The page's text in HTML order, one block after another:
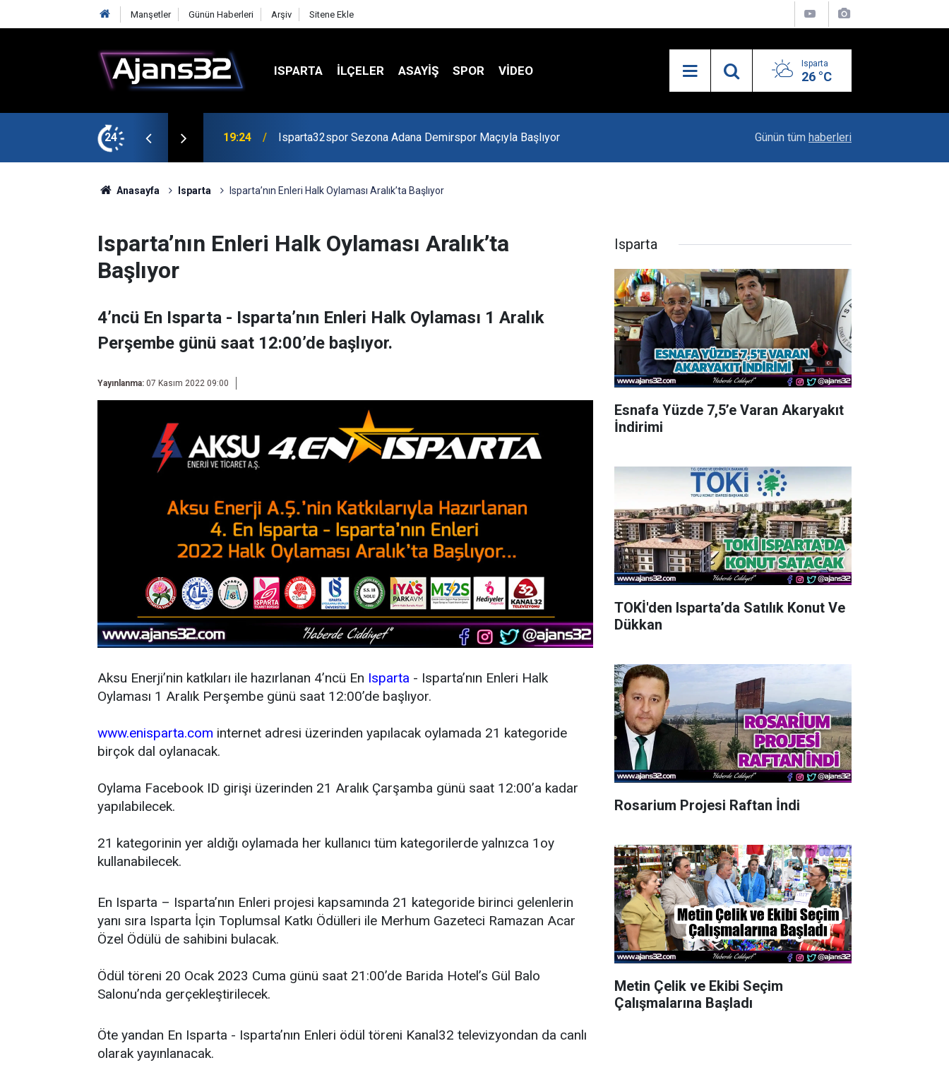
Manşetler Günün Haberleri Arşiv Sitene Ekle
ISPARTA İLÇELER ASAYİŞ SPOR VIDEO Isparta
26 °C
24
Maçıyla Başlıyor 19:22 Isparta Kredi Batağında Vali Erin: Bu İşin Kenarında Olanlara Bile Bu
Günün tüm haberleri
Anasayfa Isparta Isparta’nın Enleri Halk Oylaması Aralık’ta Başlıyor
Isparta’nın Enleri Halk Oylaması Aralık’ta
Başlıyor
4’ncü En Isparta - Isparta’nın Enleri Halk Oylaması 1 Aralık
Perşembe günü saat 12:00’de başlıyor.
Yayınlanma: 07 Kasım 2022 09:00
Aksu Enerji’nin katkıları ile hazırlanan 4’ncü En Isparta - Isparta’nın Enleri Halk
Oylaması 1 Aralık Perşembe günü saat 12:00’de başlıyor.
www.enisparta.com internet adresi üzerinden yapılacak oylamada 21 kategoride
birçok dal oylanacak.
Oylama Facebook ID girişi üzerinden 21 Aralık Çarşamba günü saat 12:00’a kadar
yapılabilecek.
21 kategorinin yer aldığı oylamada her kullanıcı tüm kategorilerde yalnızca 1oy
kullanabilecek.
En Isparta – Isparta’nın Enleri projesi kapsamında 21 kategoride birinci gelenlerin
yanı sıra Isparta İçin Toplumsal Katkı Ödülleri ile Merhum Gazeteci Ramazan Acar
Özel Ödülü de sahibini bulacak.
Ödül töreni 20 Ocak 2023 Cuma günü saat 21:00’de Barida Hotel’s Gül Balo
Salonu’nda gerçekleştirilecek.
Öte yandan En Isparta - Isparta’nın Enleri ödül töreni Kanal32 televizyondan da canlı
olarak yayınlanacak.
Isparta
Esnafa Yüzde 7,5’e Varan Akaryakıt
İndirimi
TOKİ'den Isparta’da Satılık Konut Ve
Dükkan
Rosarium Projesi Raftan İndi
Metin Çelik ve Ekibi Seçim
Çalışmalarına Başladı